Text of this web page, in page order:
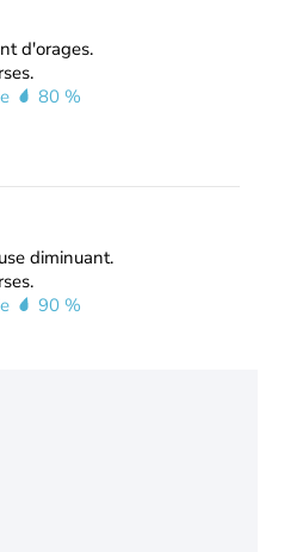
d'orages.
80 %
diminuant.
90 %